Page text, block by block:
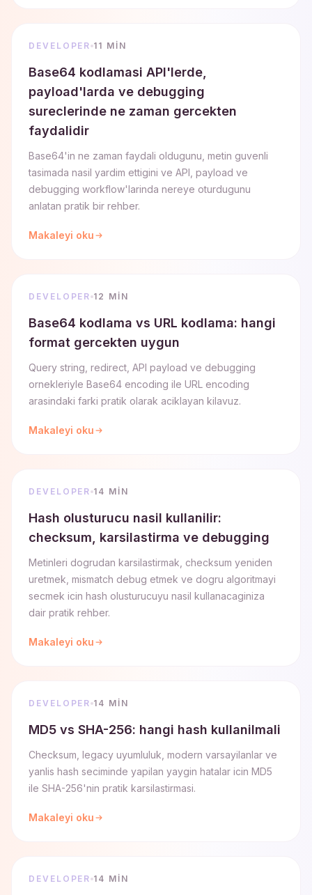
DEVELOPER 11 MIN
Base64 kodlamasi API'lerde,
payload'larda ve debugging
sureclerinde ne zaman gercekten
faydalidir
Base64'in ne zaman faydali oldugunu, metin guvenli
tasimada nasil yardim ettigini ve API, payload ve
debugging workflow'larinda nereye oturdugunu
anlatan pratik bir rehber.
Makaleyi oku
DEVELOPER 12 MIN
Base64 kodlama vs URL kodlama: hangi
format gercekten uygun
Query string, redirect, API payload ve debugging
ornekleriyle Base64 encoding ile URL encoding
arasindaki farki pratik olarak aciklayan kilavuz.
Makaleyi oku
DEVELOPER 14 MIN
Hash olusturucu nasil kullanilir:
checksum, karsilastirma ve debugging
Metinleri dogrudan karsilastirmak, checksum yeniden
uretmek, mismatch debug etmek ve dogru algoritmayi
secmek icin hash olusturucuyu nasil kullanacaginiza
dair pratik rehber.
Makaleyi oku
DEVELOPER 14 MIN
MD5 vs SHA-256: hangi hash kullanilmali
Checksum, legacy uyumluluk, modern varsayilanlar ve
yanlis hash seciminde yapilan yaygin hatalar icin MD5
ile SHA-256'nin pratik karsilastirmasi.
Makaleyi oku
DEVELOPER 14 MIN